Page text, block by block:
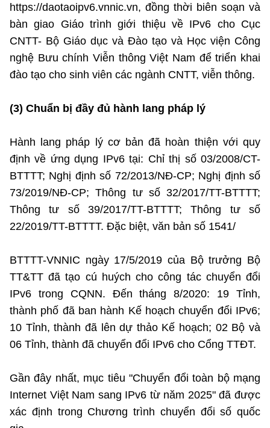
https://daotaoipv6.vnnic.vn, đồng thời biên soạn và
bàn giao Giáo trình giới thiệu về IPv6 cho Cục
CNTT- Bộ Giáo dục và Đào tạo và Học viện Công
nghệ Bưu chính Viễn thông Việt Nam để triển khai
đào tạo cho sinh viên các ngành CNTT, viễn thông.
(3) Chuẩn bị đầy đủ hành lang pháp lý
Hành lang pháp lý cơ bản đã hoàn thiện với quy
định về ứng dụng IPv6 tại: Chỉ thị số 03/2008/CT-
BTTTT; Nghị định số 72/2013/NĐ-CP; Nghị định số
73/2019/NĐ-CP; Thông tư số 32/2017/TT-BTTTT;
Thông tư số 39/2017/TT-BTTTT; Thông tư số
22/2019/TT-BTTTT. Đặc biệt, văn bản số 1541/
BTTTT-VNNIC ngày 17/5/2019 của Bộ trưởng Bộ
TT&TT đã tạo cú huých cho công tác chuyển đổi
IPv6 trong CQNN. Đến tháng 8/2020: 19 Tỉnh,
thành phố đã ban hành Kế hoạch chuyển đổi IPv6;
10 Tỉnh, thành đã lên dự thảo Kế hoạch; 02 Bộ và
06 Tỉnh, thành đã chuyển đổi IPv6 cho Cổng TTĐT.
Gần đây nhất, mục tiêu "Chuyển đổi toàn bộ mạng
Internet Việt Nam sang IPv6 từ năm 2025" đã được
xác định trong Chương trình chuyển đổi số quốc